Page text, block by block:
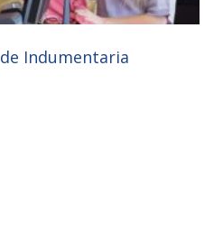
Indumentaria